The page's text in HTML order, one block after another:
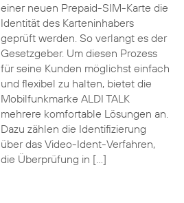
einer neuen Prepaid-SIM-Karte die
Identität des Karteninhabers
geprüft werden. So verlangt es der
Gesetzgeber. Um diesen Prozess
für seine Kunden möglichst einfach
und flexibel zu halten, bietet die
Mobilfunkmarke ALDI TALK
mehrere komfortable Lösungen an.
Dazu zählen die Identifizierung
über das Video-Ident-Verfahren,
die Überprüfung in […]